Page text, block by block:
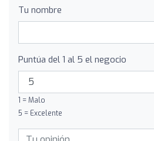
Tu nombre
Puntúa del 1 al 5 el negocio
1 = Malo
5 = Excelente